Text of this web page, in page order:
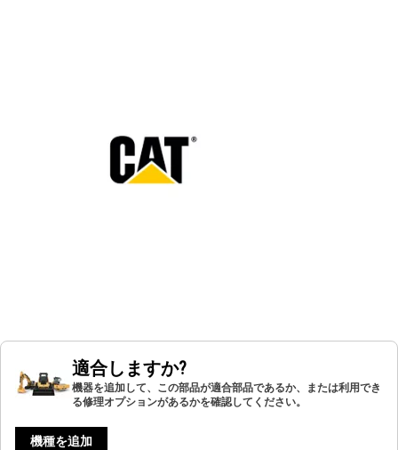
適合しますか?
機器を追加して、この部品が適合部品であるか、または利用でき
る修理オプションがあるかを確認してください。
機種を追加